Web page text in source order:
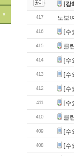
[강
417 도보
416 [수
415 클
414 [수
413 [수
412 [수
411 [수
410 클
409 [수
408 [수